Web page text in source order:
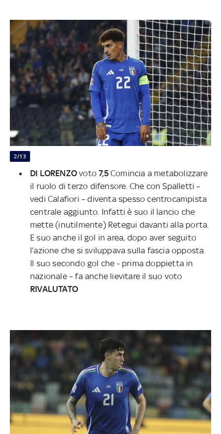
2/13
DI LORENZOvoto 7,5Comincia a metabolizzare
il ruolo di terzo difensore. Che con Spalletti –
vedi Calafiori – diventa spesso centrocampista
centrale aggiunto. Infatti è suo il lancio che
mette (inutilmente) Retegui davanti alla porta.
E suo anche il gol in area, dopo aver seguito
l’azione che si sviluppava sulla fascia opposta.
Il suo secondo gol che - prima doppietta in
nazionale – fa anche lievitare il suo voto
RIVALUTATO